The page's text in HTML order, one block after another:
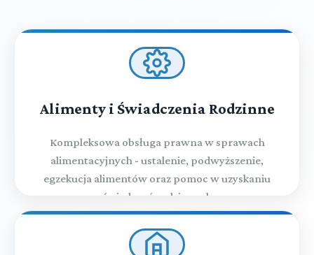
Alimenty i Świadczenia Rodzinne
Kompleksowa obsługa prawna w sprawach
alimentacyjnych - ustalenie, podwyższenie,
egzekucja alimentów oraz pomoc w uzyskaniu
świadczeń rodzinnych